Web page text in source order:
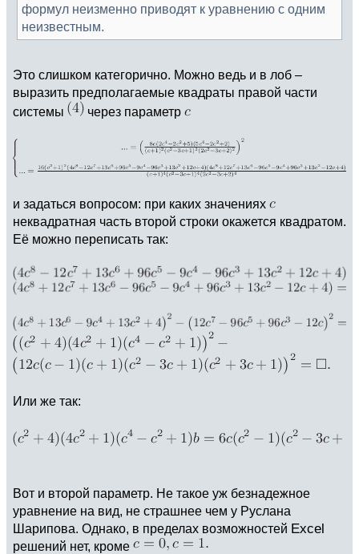
формул неизменно приводят к уравнению с одним
неизвестным.
Это слишком категорично. Можно ведь и в лоб –
выразить предполагаемые квадраты правой части
системы
через параметр
и задаться вопросом: при каких значениях
неквадратная часть второй строки окажется квадратом.
Её можно переписать так:
Или же так:
Вот и второй параметр. Не такое уж безнадежное
уравнение на вид, не страшнее чем у Руслана
Шарипова. Однако, в пределах возможностей Excel
решений нет, кроме